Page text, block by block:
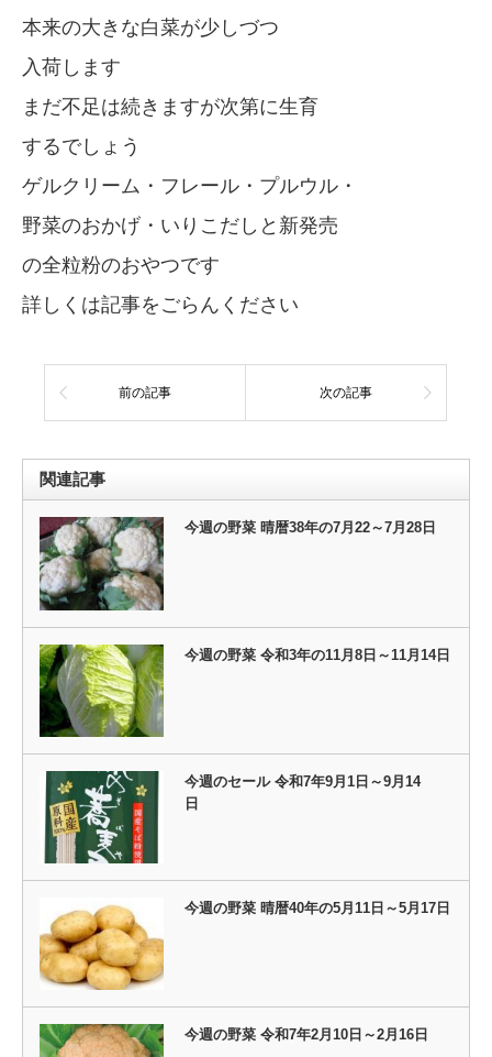
本来の大きな白菜が少しづつ
入荷します
まだ不足は続きますが次第に生育
するでしょう
ゲルクリーム・フレール・プルウル・
野菜のおかげ・いりこだしと新発売
の全粒粉のおやつです
詳しくは記事をごらんください
前の記事 次の記事
関連記事
今週の野菜 晴暦38年の7月22～7月28日
今週の野菜 令和3年の11月8日～11月14日
今週のセール 令和7年9月1日～9月14
日
今週の野菜 晴暦40年の5月11日～5月17日
今週の野菜 令和7年2月10日～2月16日